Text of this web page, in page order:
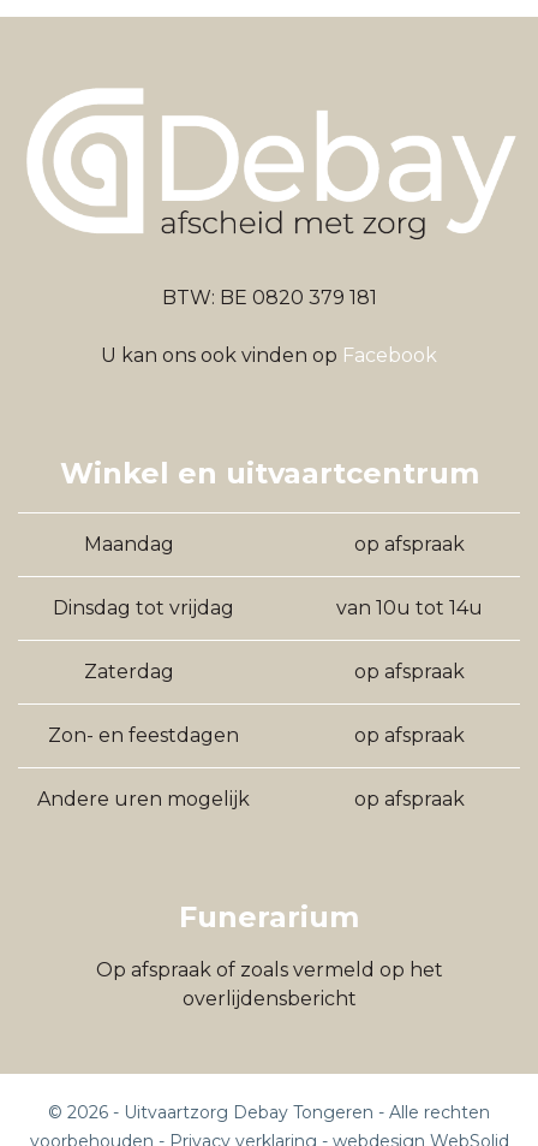
BTW: BE 0820 379 181
U kan ons ook vinden op Facebook
Winkel en uitvaartcentrum
Maandag op afspraak
Dinsdag tot vrijdag van 10u tot 14u
Zaterdag op afspraak
Zon- en feestdagen op afspraak
Andere uren mogelijk op afspraak
Funerarium
Op afspraak of zoals vermeld op het
overlijdensbericht
© 2026 - Uitvaartzorg Debay Tongeren - Alle rechten
voorbehouden - Privacy verklaring - webdesign WebSolid